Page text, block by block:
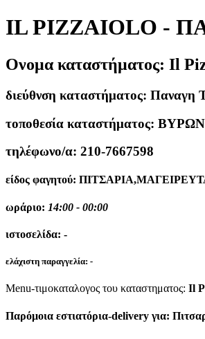
IL PIZZAIOLO -
Ονομα καταστήματος: Il
διεύθνση καταστήματος: Παναγη
τοποθεσία καταστήματος:
τηλέφωνο/α: 210-7667598
είδος φαγητού:
ωράριο: 14:00 - 00:00
ιστοσελίδα: -
ελάχιστη παραγγελία: -
Menu-τιμοκαταλογος του καταστηματος: Il
Παρόμοια εστιατόρια-delivery για: